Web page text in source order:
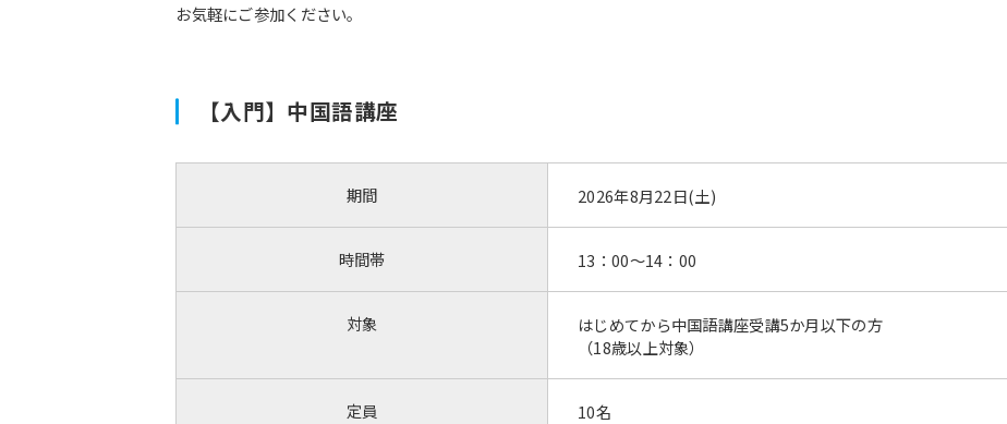
お気軽にご参加ください。
【入門】中国語講座
期間 2026年8月22日(土)
時間帯 13：00～14：00
対象
はじめてから中国語講座受講5か月以下の方
（18歳以上対象）
定員 10名